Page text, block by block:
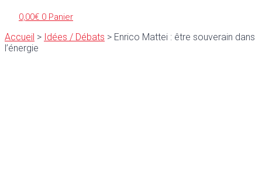
0,00€ 0 Panier
Accueil > Idées / Débats > Enrico Mattei : être souverain dans
l’énergie